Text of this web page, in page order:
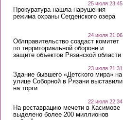
25 июля 23:45
Прокуратура нашла нарушения
режима охраны Сегденского озера
24 июля 21:06
Облправительство создаст комитет
по территориальной обороне и
защите объектов Рязанской области
23 июля 21:31
Здание бывшего «Детского мира» на
улице Соборной в Рязани выставили
на торги
22 июля 22:34
На реставрацию мечети в Касимове
выделено более 200 миллионов